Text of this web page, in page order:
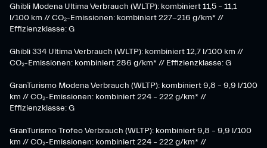
Ghibli Modena Ultima Verbrauch (WLTP): kombiniert 11,5 – 11,1
l/100 km // CO₂-Emissionen: kombiniert 227-216 g/km* //
Effizienzklasse: G
Ghibli 334 Ultima Verbrauch (WLTP): kombiniert 12,7 l/100 km //
CO₂-Emissionen: kombiniert 286 g/km* // Effizienzklasse: G
GranTurismo Modena Verbrauch (WLTP): kombiniert 9,8 – 9,9 l/100
km // CO₂-Emissionen: kombiniert 224 – 222 g/km* //
Effizienzklasse: G
GranTurismo Trofeo Verbrauch (WLTP): kombiniert 9,8 – 9,9 l/100
km // CO₂-Emissionen: kombiniert 224 – 222 g/km* //